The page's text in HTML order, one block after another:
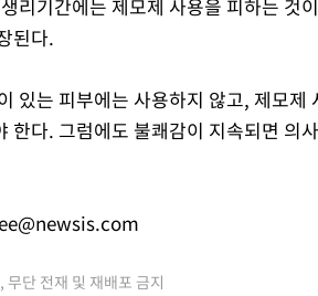
리기간에는 제모제 사용을 피하는 것
된다.
있는 피부에는 사용하지 않고, 제모제
한다. 그럼에도 불쾌감이 지속되면 의
단 전재 및 재배포 금지